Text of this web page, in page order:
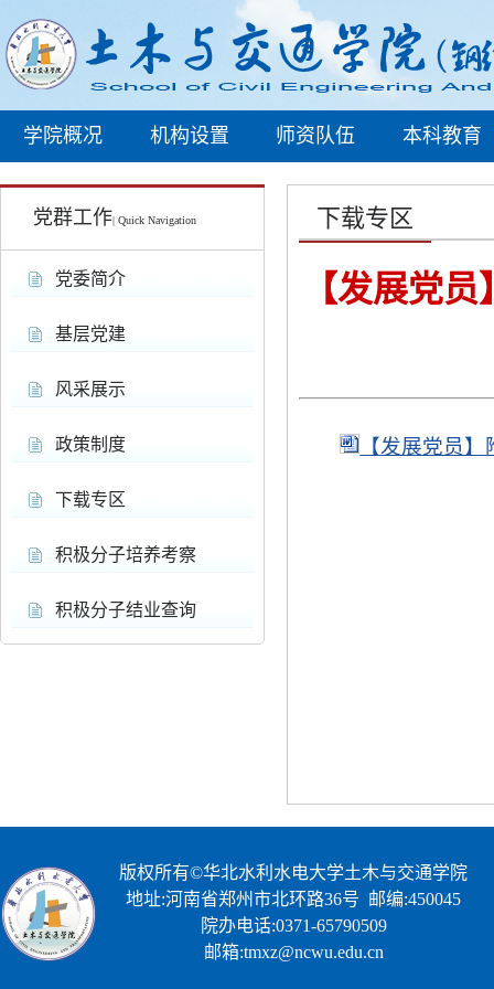
学院概况 机构设置 师资队伍 本科教育
党群工作| Quick Navigation
党委简介
基层党建
风采展示
政策制度
下载专区
积极分子培养考察
积极分子结业查询
下载专区
【发展党
【发展党员
版权所有©华北水利水电大学土木与交通学院
地址:河南省郑州市北环路36号 邮编:450045
院办电话:0371-65790509
邮箱:tmxz@ncwu.edu.cn